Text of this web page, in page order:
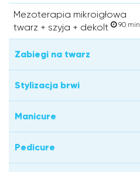
Mezoterapia mikroigłowa
twarz + szyja + dekolt
90 min
Zabiegi na twarz
Stylizacja brwi
Manicure
Pedicure